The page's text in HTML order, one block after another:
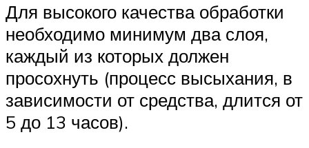
Для высокого качества обработки
необходимо минимум два слоя,
каждый из которых должен
просохнуть (процесс высыхания, в
зависимости от средства, длится от
5 до 13 часов).